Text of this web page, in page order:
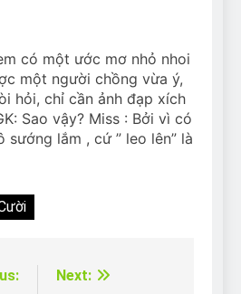
có một ước mơ nhỏ nhoi
một người chồng vừa ý,
hỏi, chỉ cần ảnh đạp xích
Sao vậy? Miss : Bởi vì có
lắm , cứ ” leo lên” là
Next: